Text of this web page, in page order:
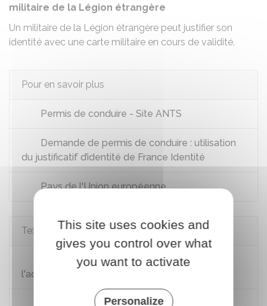
militaire de la Légion étrangère
Un militaire de la Légion étrangère peut justifier son
identité avec une carte militaire en cours de validité.
Pour en savoir plus
Permis de conduire - Site ANTS
Demande de permis de conduire : utilisation
du justificatif d’identité de France Identité
Pays de l'Union européenne
Textes de référence
Code des relations entre le public et
l'administration : articles L113-12 à L113-13
Arrêté du 23 décembre 2016 relatif à la
This site uses cookies and
gives you control over what
you want to activate
Personalize